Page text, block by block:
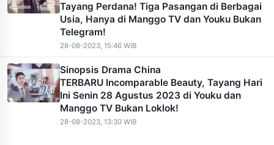
Tayang Perdana! Tiga Pasangan di Berbagai
Usia, Hanya di Manggo TV dan Youku Bukan
Telegram!
28-08-2023, 15:46 WIB
Sinopsis Drama China
TERBARU Incomparable Beauty, Tayang Hari
Ini Senin 28 Agustus 2023 di Youku dan
Manggo TV Bukan Loklok!
28-08-2023, 13:30 WIB